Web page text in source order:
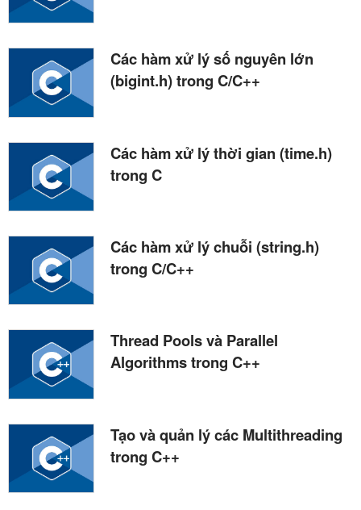
Các hàm xử lý số nguyên lớn
(bigint.h) trong C/C++
Các hàm xử lý thời gian (time.h)
trong C
Các hàm xử lý chuỗi (string.h)
trong C/C++
Thread Pools và Parallel
Algorithms trong C++
Tạo và quản lý các Multithreading
trong C++